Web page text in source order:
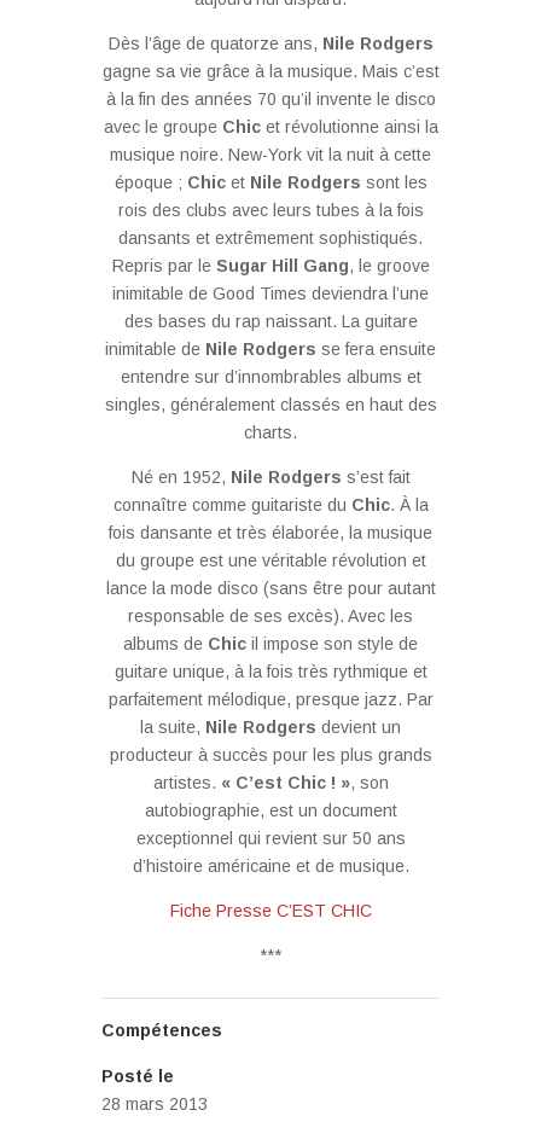
Dès l’âge de quatorze ans, Nile Rodgers
gagne sa vie grâce à la musique. Mais c’est
à la fin des années 70 qu’il invente le disco
avec le groupe Chicet révolutionne ainsi la
musique noire. New-York vit la nuit à cette
époque ; Chicet Nile Rodgers sont les
rois des clubs avec leurs tubes à la fois
dansants et extrêmement sophistiqués.
Repris par le Sugar Hill Gang, le groove
inimitable de Good Times deviendra l’une
des bases du rap naissant. La guitare
inimitable de Nile Rodgers se fera ensuite
entendre sur d’innombrables albums et
singles, généralement classés en haut des
charts.
Né en 1952, Nile Rodgers s’est fait
connaître comme guitariste du Chic. À la
fois dansante et très élaborée, la musique
du groupe est une véritable révolution et
lance la mode disco (sans être pour autant
responsable de ses excès). Avec les
albums de Chic il impose son style de
guitare unique, à la fois très rythmique et
parfaitement mélodique, presque jazz. Par
la suite, Nile Rodgers devient un
producteur à succès pour les plus grands
artistes. « C’est Chic ! », son
autobiographie, est un document
exceptionnel qui revient sur 50 ans
d’histoire américaine et de musique.
Fiche Presse C’EST CHIC
***
Compétences
Posté le
28 mars 2013